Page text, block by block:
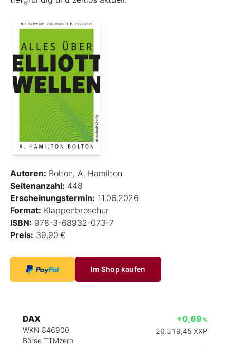
Autoren: Bolton, A. Hamilton
Seitenanzahl: 448
Erscheinungstermin: 11.06.2026
Format: Klappenbroschur
ISBN: 978-3-68932-073-7
Preis: 39,90 €
Im Shop kaufen
DAX
WKN 846900
Börse TTMzero
+0,69 %
26.319,45 XXP